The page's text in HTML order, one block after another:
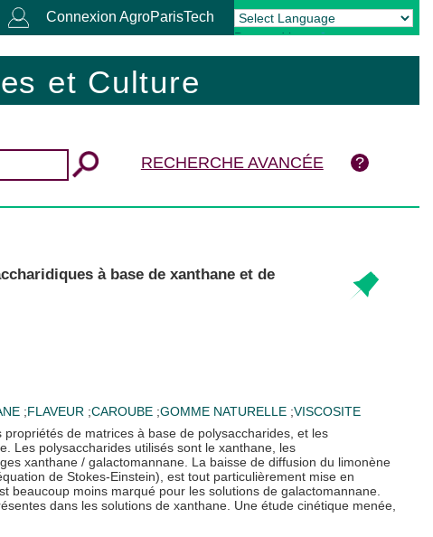
Connexion AgroParisTech
Powered by Translate
et Culture
RECHERCHE AVANCÉE
à base de xanthane et de
;FLAVEUR ;CAROUBE ;GOMME NATURELLE ;VISCOSITE
de matrices à base de polysaccharides, et les
Les polysaccharides utilisés sont le xanthane, les
xanthane / galactomannane. La baisse de diffusion du limonène
de Stokes-Einstein), est tout particulièrement mise en
beaucoup moins marqué pour les solutions de galactomannane.
dans les solutions de xanthane. Une étude cinétique menée,